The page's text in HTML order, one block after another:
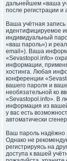
дальнейшем «ваша
после регистрации
Ваша учётная
идентифицируемое
индивидуальный
«ваш пароль») и
email»). Ваша
«Sevastopol.info»
информации,
хостинга. Любая
конференции
вашего пароля и
необязательной ко
«Sevastopol.info». В
информация из
у вас есть
автоматически
Ваш пароль
Однако не
регистрируясь на
доступа к вашей